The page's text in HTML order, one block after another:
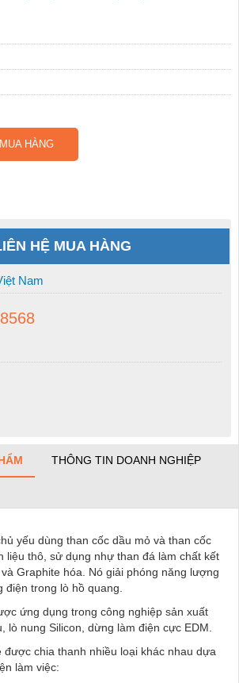
HÀNG
HỆ MUA HÀNG
Nam
THÔNG TIN DOANH NGHIỆP
yếu dùng than cốc dầu mỏ và than cốc
liệu thô, sử dụng nhự than đá làm chất kết
Graphite hóa. Nó giải phóng năng lượng
trong lò hồ quang.
ứng dụng trong công nghiệp sản xuất
lò nung Silicon, dừng làm điện cực EDM.
chia thanh nhiều loại khác nhau dựa
làm việc: